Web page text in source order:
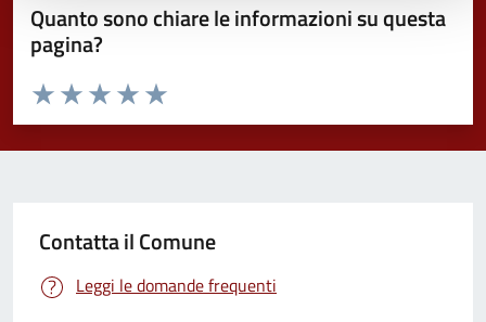
Quanto sono chiare le informazioni su questa
pagina?
Valuta da 1 a 5 stelle la pagina
Valuta 5 stelle su 5
Valuta 4 stelle su 5
Valuta 3 stelle su 5
Valuta 2 stelle su 5
Valuta 1 stelle su 5
Contatta il Comune
Leggi le domande frequenti